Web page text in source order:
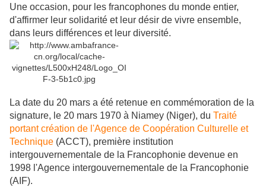
Une occasion, pour les francophones du monde entier,
d'affirmer leur solidarité et leur désir de vivre ensemble,
dans leurs différences et leur diversité.
La date du 20 mars a été retenue en commémoration de la
signature, le 20 mars 1970 à Niamey (Niger), du Traité
portant création de l'Agence de Coopération Culturelle et
Technique (ACCT), première institution
intergouvernementale de la Francophonie devenue en
1998 l'Agence intergouvernementale de la Francophonie
(AIF).